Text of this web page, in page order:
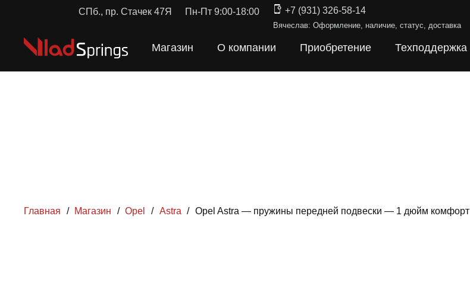
СПб., пр. Стачек 47Я Пн-Пт 9:00-18:00 +7 (931) 326-58-14
Вячеслав: Оформление, наличие, статус, доставка
Магазин О компании Приобретение Техподдержка
Главная / Магазин / Opel / Astra / Opel Astra — пружины передней подвески — 1 дюйм комфорт